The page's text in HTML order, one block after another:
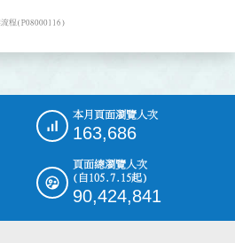
程(P08000116)
本月頁面瀏覽人次
163,686
頁面總瀏覽人次
(自105.7.15起)
90,424,841